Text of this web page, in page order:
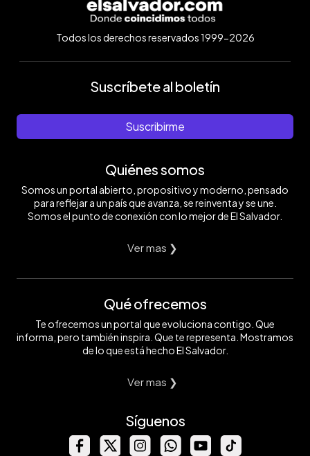
Todos los derechos reservados 1999-2026
Suscríbete al boletín
Suscribirme
Quiénes somos
Somos un portal abierto, propositivo y moderno, pensado
para reflejar a un país que avanza, se reinventa y se une.
Somos el punto de conexión con lo mejor de El Salvador.
Ver mas ❯
Qué ofrecemos
Te ofrecemos un portal que evoluciona contigo. Que
informa, pero también inspira. Que te representa. Mostramos
de lo que está hecho El Salvador.
Ver mas ❯
Síguenos